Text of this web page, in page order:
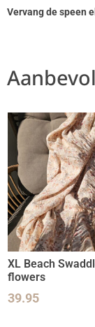
Vervang de speen
XL Beach
flowers
39.95